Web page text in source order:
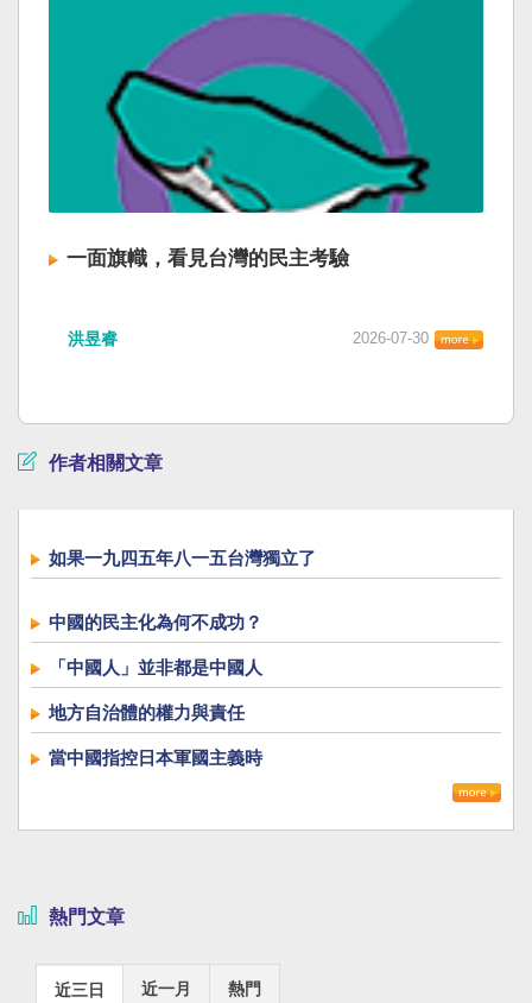
一面旗幟，看見台灣的民主考驗
洪昱睿 2026-07-30
作者相關文章
如果一九四五年八一五台灣獨立了
中國的民主化為何不成功？
「中國人」並非都是中國人
地方自治體的權力與責任
當中國指控日本軍國主義時
熱門文章
近三日 近一月 熱門